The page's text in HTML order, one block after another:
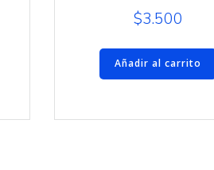
$3.500
Añadir al carrito